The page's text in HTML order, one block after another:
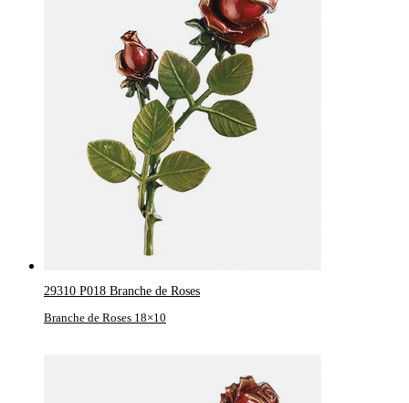
29310 P018 Branche de Roses
Branche de Roses 18×10